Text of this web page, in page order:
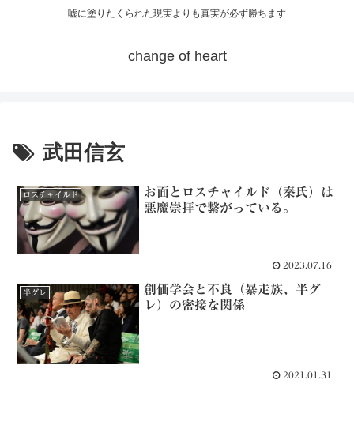
嘘に塗りたくられた現実よりも真実が必ず勝ちます
change of heart
武田信玄
ロスチャイルド
お面とロスチャイルド（秦氏）は
悪魔崇拝で繋がっている。
2023.07.16
半グレ
創価学会と不良（暴走族、半グ
レ）の密接な関係
2021.01.31